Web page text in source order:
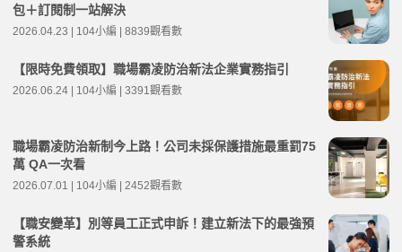
包＋訂閱制一站解決
2026.04.23 | 104小編 | 8839觀看數
【限時免費領取】職場霸凌防治新法企業實務指引
2026.06.24 | 104小編 | 3391觀看數
職場霸凌防治新制今上路！公司未採保護措施最重罰75
萬 QA一次看
2026.07.01 | 104小編 | 2452觀看數
【職安變革】別等員工正式申訴！建立新法下的最強預
警系統